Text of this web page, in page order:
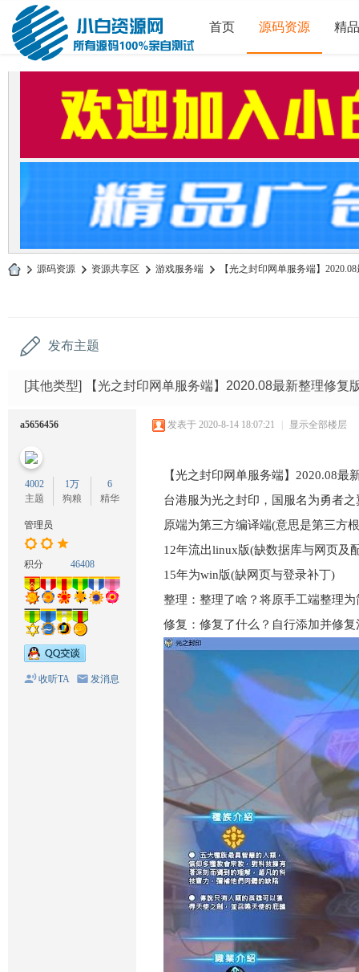
首页 源码资源 精
» 源码资源 › 资源共享区 › 游戏服务端 › 【光之封印网单服务端】
发布主题
[其他类型] 【光之封印网单服务端】2020.08最新整理修复
a5656456
4002
主题
1万
狗粮
6
精华
管理员
积分 46408
收听TA 发消息
发表于 2020-8-14 18:07:21 | 显示全部楼层
【光之封印网单服务端】2020.08
台港服为光之封印，国服名为勇者
原端为第三方编译端(意思是第三方
12年流出linux版(缺数据库与网页及
15年为win版(缺网页与登录补丁)
整理：整理了啥？将原手工端整理
修复：修复了什么？自行添加并修